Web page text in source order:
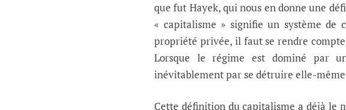
que fut Hayek, qui nous en donne une
« capitalisme » signifie un système de
propriété privée, il faut se rendre
Lorsque le régime est dominé par
inévitablement par se détruire elle-
Cette définition du capitalisme a déjà le